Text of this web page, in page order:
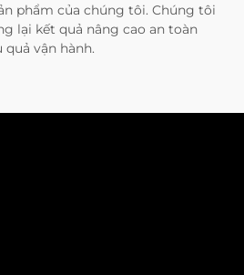
phẩm của chúng tôi. Chúng tôi
lại kết quả nâng cao an toàn
vận hành.